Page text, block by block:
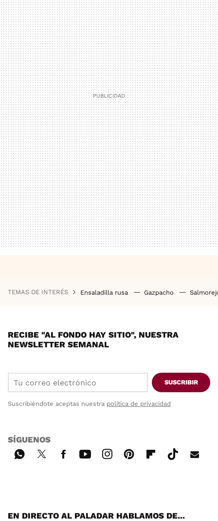
TEMAS DE INTERÉS Ensaladilla rusa Gazpacho
RECIBE "AL FONDO HAY SITIO", NUESTRA
NEWSLETTER SEMANAL
SUSCRIBIR
Suscribiéndote aceptas nuestra política de privacidad
SÍGUENOS
EN DIRECTO AL PALADAR HABLAMOS DE...